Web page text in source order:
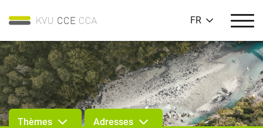
FR
Thèmes Adresses